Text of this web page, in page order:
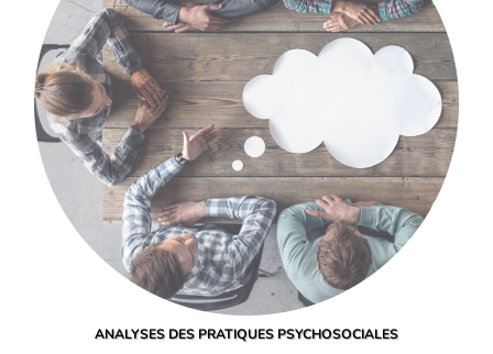
ANALYSES DES PRATIQUES PSYCHOSOCIALES